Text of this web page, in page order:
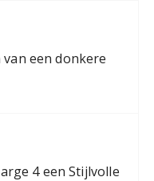
een donkere
4 een Stijlvolle